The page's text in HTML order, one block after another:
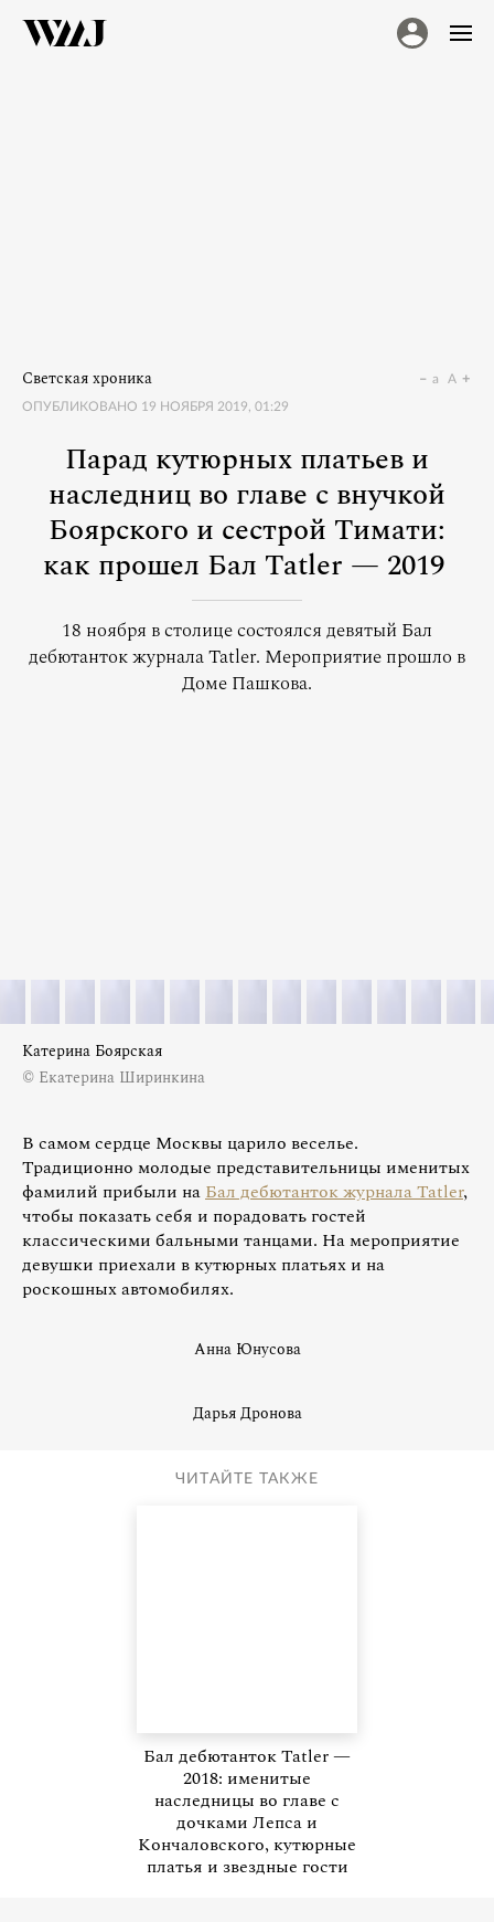
Светская хроника
ОПУБЛИКОВАНО 19 НОЯБРЯ 2019, 01:29
a A
Парад кутюрных платьев и
наследниц во главе с внучкой
Боярского и сестрой Тимати:
как прошел Бал Tatler — 2019
18 ноября в столице состоялся девятый Бал
дебютанток журнала Tatler. Мероприятие прошло в
Доме Пашкова.
Катерина Боярская
© Екатерина Ширинкина
В самом сердце Москвы царило веселье.
Традиционно молодые представительницы именитых
фамилий прибыли на Бал дебютанток журнала Tatler,
чтобы показать себя и порадовать гостей
классическими бальными танцами. На мероприятие
девушки приехали в кутюрных платьях и на
роскошных автомобилях.
Анна Юнусова
Дарья Дронова
ЧИТАЙТЕ ТАКЖЕ
Бал дебютанток Tatler —
2018: именитые
наследницы во главе с
дочками Лепса и
Кончаловского, кутюрные
платья и звездные гости